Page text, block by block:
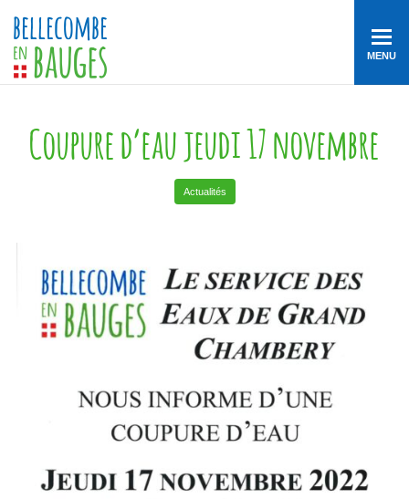
MENU
Coupure d’eau jeudi 17 novembre
Actualités